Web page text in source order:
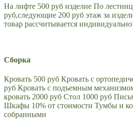
На лифте 500 руб изделие По
руб,следующие 200 руб этаж за
товар рассчитывается
Сборка
Кровать 500 руб Кровать с
руб Кровать с подъемным
кровать 2000 руб Стол 1000 руб
Шкафы 10% от стоимости Тумбы и
собранными